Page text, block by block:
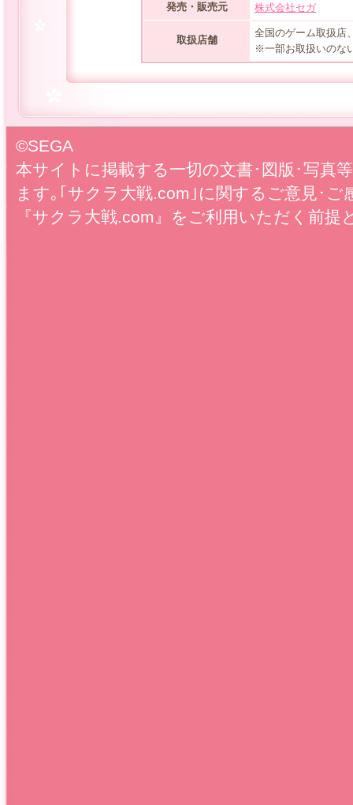
発売・販売元 株式会社セガ
取扱店舗
全国のゲーム取扱店
※一部お取扱いのな
©SEGA
本サイトに掲載する一切の文書･図版･写真
ます｡｢サクラ大戦.com｣に関するご意見･ご
『サクラ大戦.com』をご利用いただく前提